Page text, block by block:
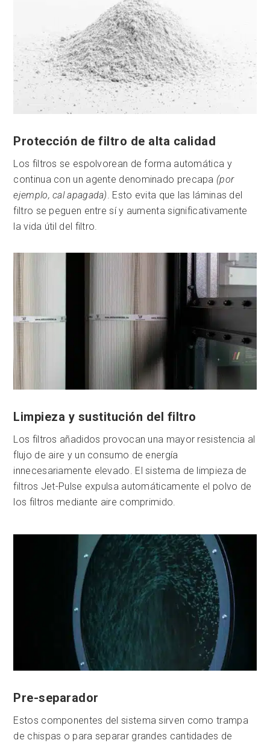
Protección de filtro de alta calidad
Los filtros se espolvorean de forma automática y
continua con un agente denominado precapa (por
ejemplo, cal apagada). Esto evita que las láminas del
filtro se peguen entre sí y aumenta significativamente
la vida útil del filtro.
Limpieza y sustitución del filtro
Los filtros añadidos provocan una mayor resistencia al
flujo de aire y un consumo de energía
innecesariamente elevado. El sistema de limpieza de
filtros Jet-Pulse expulsa automáticamente el polvo de
los filtros mediante aire comprimido.
Pre-separador
Estos componentes del sistema sirven como trampa
de chispas o para separar grandes cantidades de